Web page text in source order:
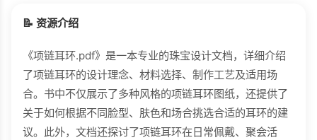
📝 资源介绍
《项链耳环.pdf》是一本专业的珠宝设计文档，详细介绍
了项链耳环的设计理念、材料选择、制作工艺及适用场
合。书中不仅展示了多种风格的项链耳环图纸，还提供了
关于如何根据不同脸型、肤色和场合挑选合适的耳环的建
议。此外，文档还探讨了项链耳环在日常佩戴、聚会活